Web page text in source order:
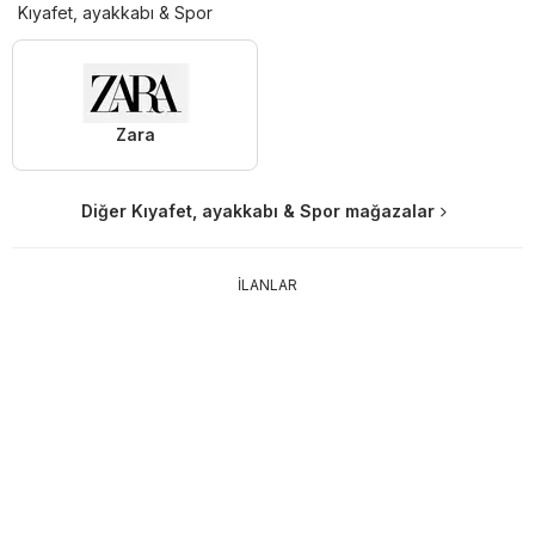
Kıyafet, ayakkabı & Spor
Zara
Diğer Kıyafet, ayakkabı & Spor mağazalar
İLANLAR